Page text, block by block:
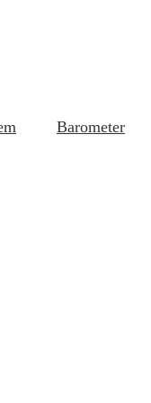
Barometer